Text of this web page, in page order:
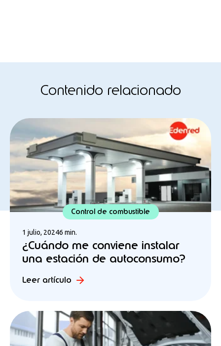
Contenido relacionado
Control de combustible
1 julio, 20246 min.
¿Cuándo me conviene instalar
una estación de autoconsumo?
Leer artículo